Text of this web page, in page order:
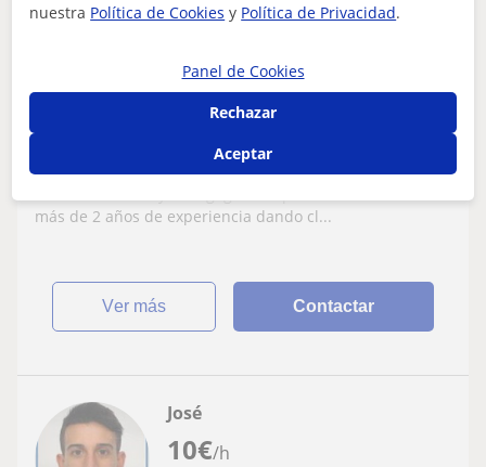
Torrelavega, Cartes, Polanco,...
Maestra de Educación Primaria imparte
Soy maestra de Educación Primaria, con mención en
más de 2 años de experiencia dando cl...
ver más Contactar
10€/h
José
nuestra Política de Cookies y Política de Privacidad.
Panel de Cookies
Rechazar
Aceptar